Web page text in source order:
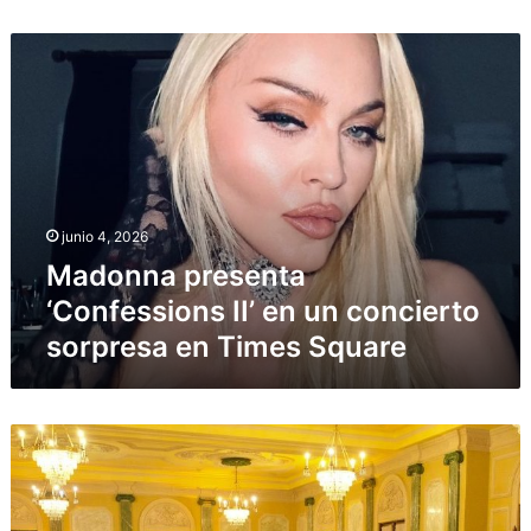
presenta
‘Confessions
concierto
Times
Square
junio 4, 2026
Madonna presenta
‘Confessions II’ en un concierto
sorpresa en Times Square
Abinader
impulsa
rescate
del